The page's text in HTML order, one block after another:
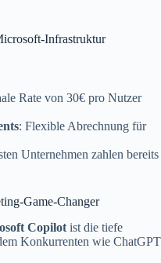
Infrastruktur
Rate von 30€ pro Nutzer
: Flexible Abrechnung für
Unternehmen zahlen bereits
Game-Changer
Copilot ist die tiefe
Konkurrenten wie ChatGPT